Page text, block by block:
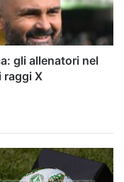
gli allenatori nel
raggi X